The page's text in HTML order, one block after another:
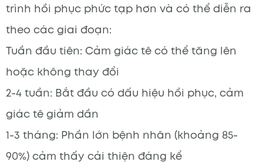
trình hồi phục phức tạp hơn và có thể diễn ra
theo các giai đoạn:
Tuần đầu tiên: Cảm giác tê có thể tăng lên
hoặc không thay đổi
2-4 tuần: Bắt đầu có dấu hiệu hồi phục, cảm
giác tê giảm dần
1-3 tháng: Phần lớn bệnh nhân (khoảng 85-
90%) cảm thấy cải thiện đáng kể